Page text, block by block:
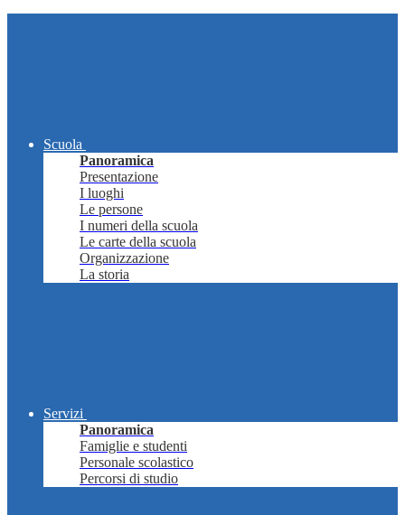
Scuola
Panoramica
Presentazione
I luoghi
Le persone
I numeri della scuola
Le carte della scuola
Organizzazione
La storia
Servizi
Panoramica
Famiglie e studenti
Personale scolastico
Percorsi di studio